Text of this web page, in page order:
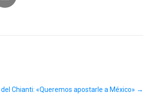
Chianti: «Queremos apostarle a México» →